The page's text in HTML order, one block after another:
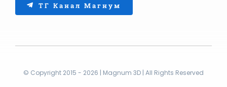
ТГ Канал Магнум
© Copyright 2015 - 2026 | Magnum 3D | All Rights Reserved